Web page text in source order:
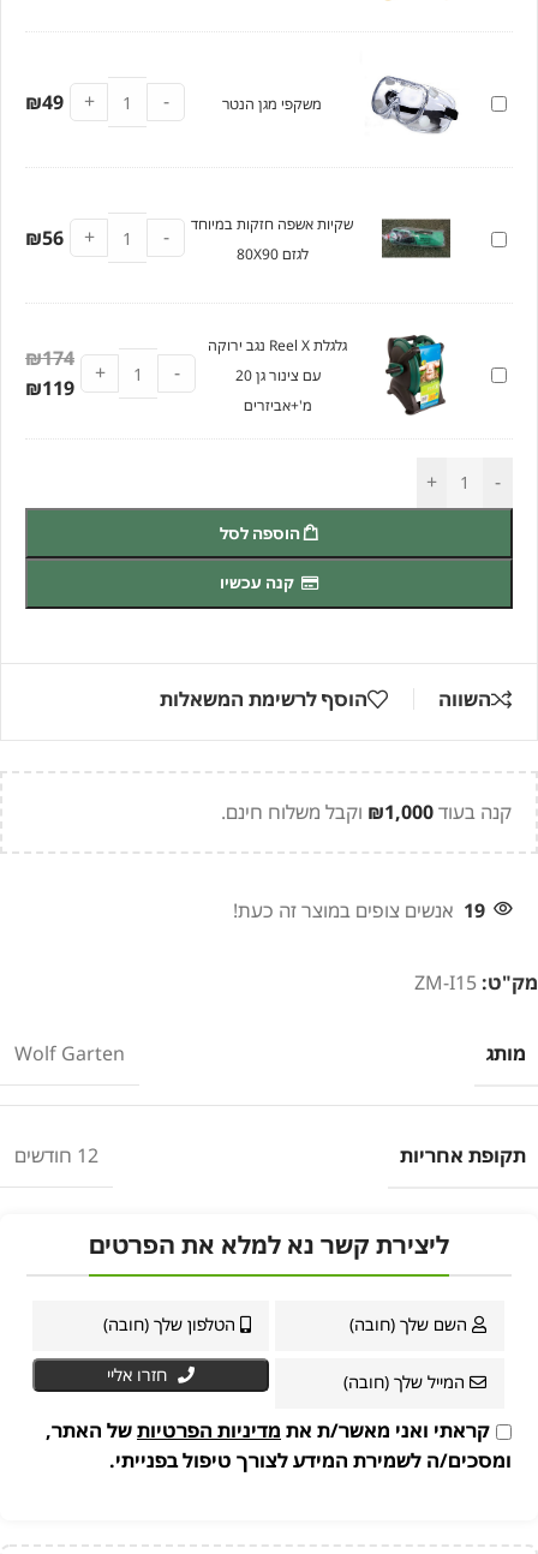
בניין
מגן
משקפי
הנטר
משקפי מגן הנטר -
+
₪49
שקיות
חזקות
80X90
שקיות אשפה חזקות במיוחד
לגזם 80X90
-
+
₪56
גלגלת
X
ירוקה
צינור
20
גלגלת Reel X נגב ירוקה
עם צינור גן 20
מ'+אביזרים
-
+
₪174
₪119
-
+
הוספה לסל
קנה עכשיו
השווה הוסף לרשימת המשאלות
קנה בעוד ₪1,000 וקבל משלוח חינם.
19 אנשים צופים במוצר זה כעת!
מק"ט: ZM-I15
מותג Wolf Garten
תקופת אחריות 12 חודשים
ליצירת קשר נא למלא את הפרטים
חזרו אליי
קראתי ואני מאשר/ת את מדיניות הפרטיות של האתר,
ומסכים/ה לשמירת המידע לצורך טיפול בפנייתי.